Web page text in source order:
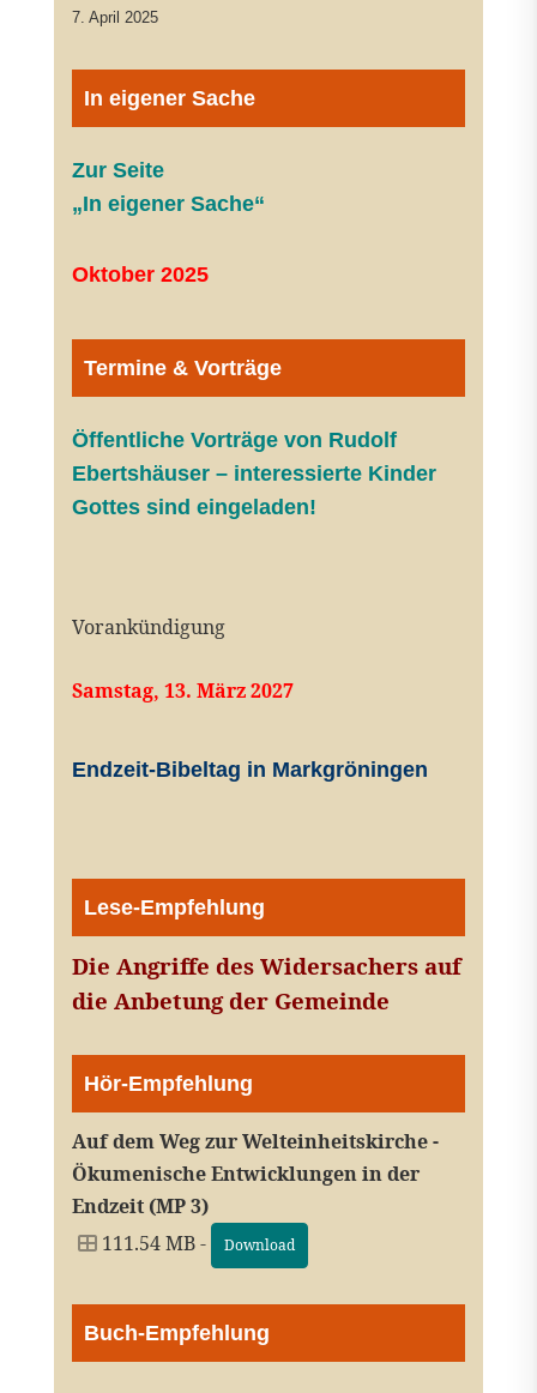
7. April 2025
In eigener Sache
Zur Seite
„In eigener Sache“
Oktober 2025
Termine & Vorträge
Öffentliche Vorträge von Rudolf
Ebertshäuser – interessierte Kinder
Gottes sind eingeladen!
Vorankündigung
Samstag, 13. März 2027
Endzeit-Bibeltag in Markgröningen
Lese-Empfehlung
Die Angriffe des Widersachers auf
die Anbetung der Gemeinde
Hör-Empfehlung
Auf dem Weg zur Welteinheitskirche -
Ökumenische Entwicklungen in der
Endzeit (MP 3)
111.54 MB -
Download
Buch-Empfehlung